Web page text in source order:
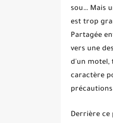
sou… Mais
est trop
Partagée
vers une
d'un motel,
caractère
Derrière ce